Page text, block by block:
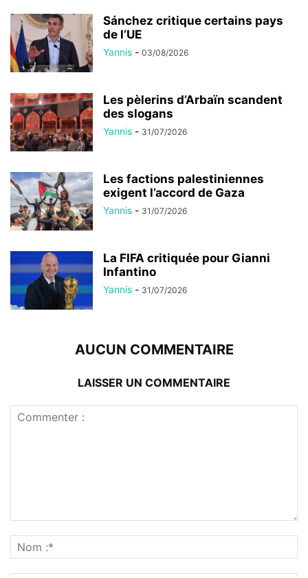
Sánchez critique certains pays
de l’UE
Yannis - 03/08/2026
Les pèlerins d’Arbaïn scandent
des slogans
Yannis - 31/07/2026
Les factions palestiniennes
exigent l’accord de Gaza
Yannis - 31/07/2026
La FIFA critiquée pour Gianni
Infantino
Yannis - 31/07/2026
AUCUN COMMENTAIRE
LAISSER UN COMMENTAIRE